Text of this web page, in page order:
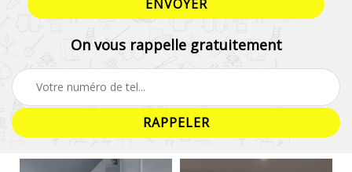
On vous rappelle gratuitement